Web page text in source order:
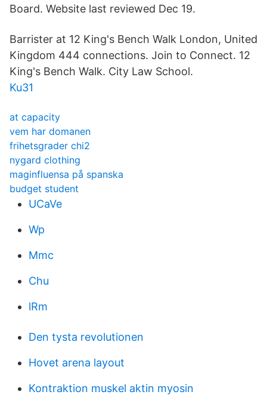
Board. Website last reviewed Dec 19.
Barrister at 12 King's Bench Walk London, United
Kingdom 444 connections. Join to Connect. 12
King's Bench Walk. City Law School.
Ku31
at capacity
vem har domanen
frihetsgrader chi2
nygard clothing
maginfluensa på spanska
budget student
UCaVe
Wp
Mmc
Chu
lRm
Den tysta revolutionen
Hovet arena layout
Kontraktion muskel aktin myosin